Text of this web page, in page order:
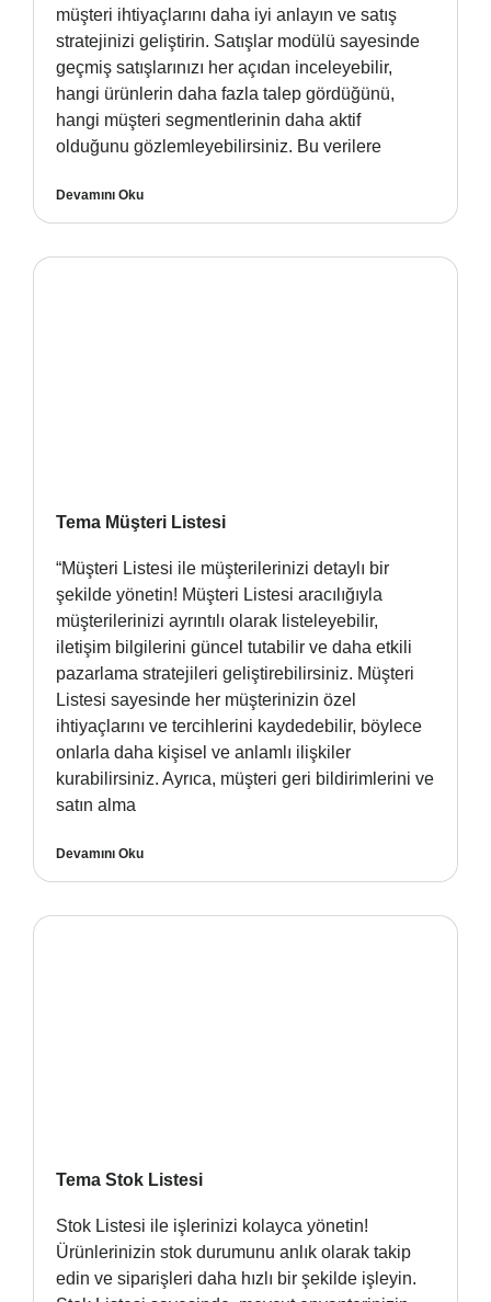
müşteri ihtiyaçlarını daha iyi anlayın ve satış
stratejinizi geliştirin. Satışlar modülü sayesinde
geçmiş satışlarınızı her açıdan inceleyebilir,
hangi ürünlerin daha fazla talep gördüğünü,
hangi müşteri segmentlerinin daha aktif
olduğunu gözlemleyebilirsiniz. Bu verilere
Devamını Oku
Tema Müşteri Listesi
“Müşteri Listesi ile müşterilerinizi detaylı bir
şekilde yönetin! Müşteri Listesi aracılığıyla
müşterilerinizi ayrıntılı olarak listeleyebilir,
iletişim bilgilerini güncel tutabilir ve daha etkili
pazarlama stratejileri geliştirebilirsiniz. Müşteri
Listesi sayesinde her müşterinizin özel
ihtiyaçlarını ve tercihlerini kaydedebilir, böylece
onlarla daha kişisel ve anlamlı ilişkiler
kurabilirsiniz. Ayrıca, müşteri geri bildirimlerini ve
satın alma
Devamını Oku
Tema Stok Listesi
Stok Listesi ile işlerinizi kolayca yönetin!
Ürünlerinizin stok durumunu anlık olarak takip
edin ve siparişleri daha hızlı bir şekilde işleyin.